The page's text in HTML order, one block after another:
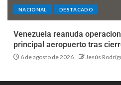
NACIONAL DESTACADO
Venezuela reanuda
principal aeropuerto tras
6 de agosto de 2026 Jesús